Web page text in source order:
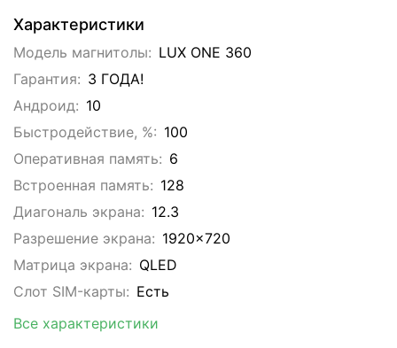
Характеристики
Модель магнитолы: LUX ONE 360
Гарантия: 3 ГОДА!
Андроид: 10
Быстродействие, %: 100
Оперативная память: 6
Встроенная память: 128
Диагональ экрана: 12.3
Разрешение экрана: 1920x720
Матрица экрана: QLED
Слот SIM-карты: Eсть
Все характеристики